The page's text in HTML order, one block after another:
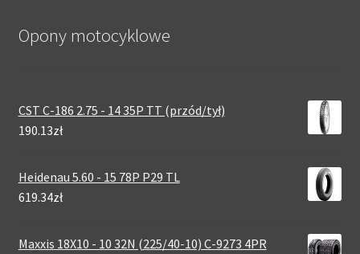
Opony motocyklowe
CST C-186 2.75 - 14 35P TT (przód/tył)
190.13zł
Heidenau 5.60 - 15 78P P29 TL
619.34zł
Maxxis 18X10 - 10 32N (225/40-10) C-9273 4PR